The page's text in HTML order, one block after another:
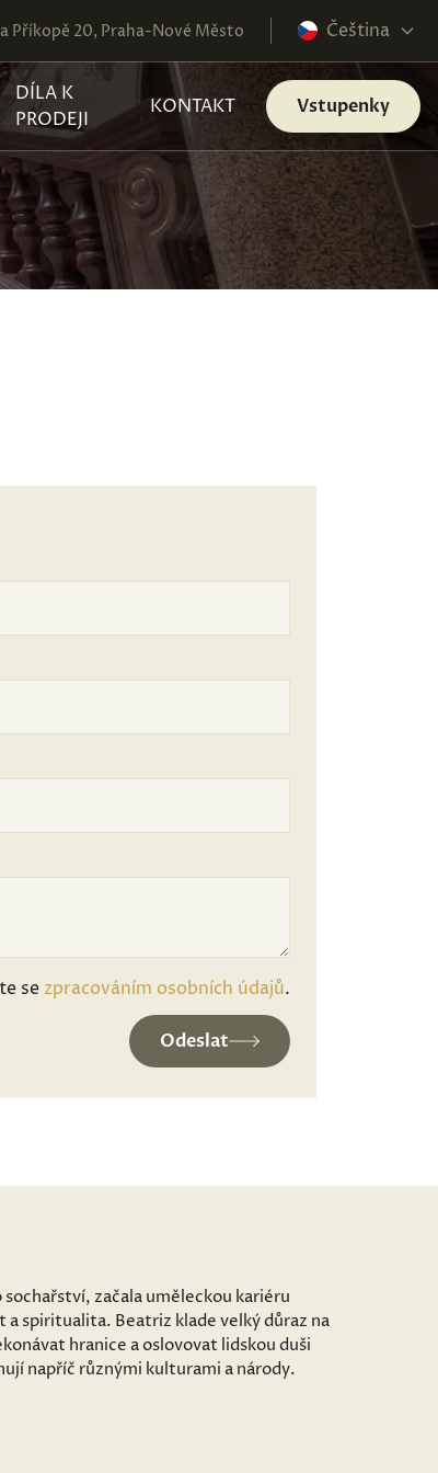
Příkopě 20, Praha-Nové Město Čeština
DÍLA K
PRODEJI
KONTAKT Vstupenky
se zpracováním osobních údajů.
Odeslat
začala uměleckou kariéru
a spiritualita. Beatriz klade velký důraz na
hranice a oslovovat lidskou duši
napříč různými kulturami a národy.